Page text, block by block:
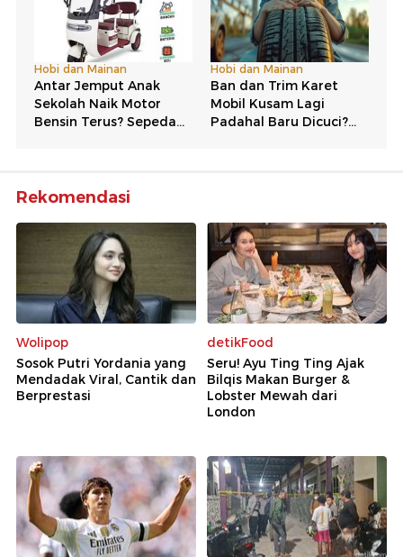
Rekomendasi
Wolipop
Sosok Putri Yordania yang
Mendadak Viral, Cantik dan
Berprestasi
detikFood
Seru! Ayu Ting Ting Ajak
Bilqis Makan Burger &
Lobster Mewah dari
London